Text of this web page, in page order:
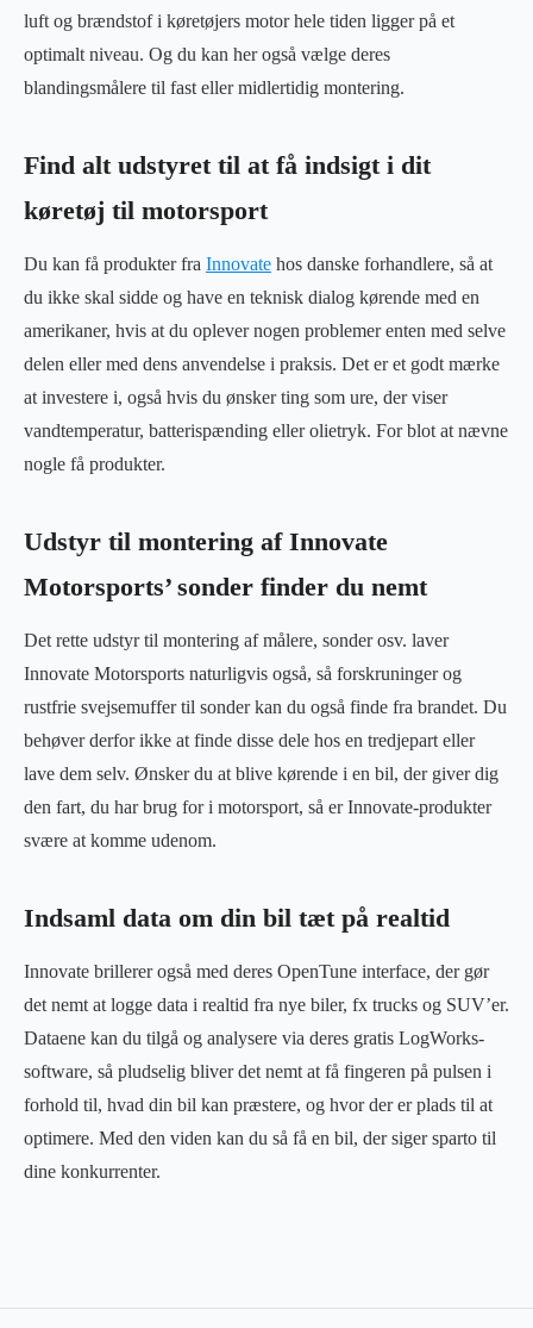
luft og brændstof i køretøjers motor hele tiden ligger på et
optimalt niveau. Og du kan her også vælge deres
blandingsmålere til fast eller midlertidig montering.
Find alt udstyret til at få indsigt i dit
køretøj til motorsport
Du kan få produkter fra Innovate hos danske forhandlere, så at
du ikke skal sidde og have en teknisk dialog kørende med en
amerikaner, hvis at du oplever nogen problemer enten med selve
delen eller med dens anvendelse i praksis. Det er et godt mærke
at investere i, også hvis du ønsker ting som ure, der viser
vandtemperatur, batterispænding eller olietryk. For blot at nævne
nogle få produkter.
Udstyr til montering af Innovate
Motorsports’ sonder finder du nemt
Det rette udstyr til montering af målere, sonder osv. laver
Innovate Motorsports naturligvis også, så forskruninger og
rustfrie svejsemuffer til sonder kan du også finde fra brandet. Du
behøver derfor ikke at finde disse dele hos en tredjepart eller
lave dem selv. Ønsker du at blive kørende i en bil, der giver dig
den fart, du har brug for i motorsport, så er Innovate-produkter
svære at komme udenom.
Indsaml data om din bil tæt på realtid
Innovate brillerer også med deres OpenTune interface, der gør
det nemt at logge data i realtid fra nye biler, fx trucks og SUV’er.
Dataene kan du tilgå og analysere via deres gratis LogWorks-
software, så pludselig bliver det nemt at få fingeren på pulsen i
forhold til, hvad din bil kan præstere, og hvor der er plads til at
optimere. Med den viden kan du så få en bil, der siger sparto til
dine konkurrenter.